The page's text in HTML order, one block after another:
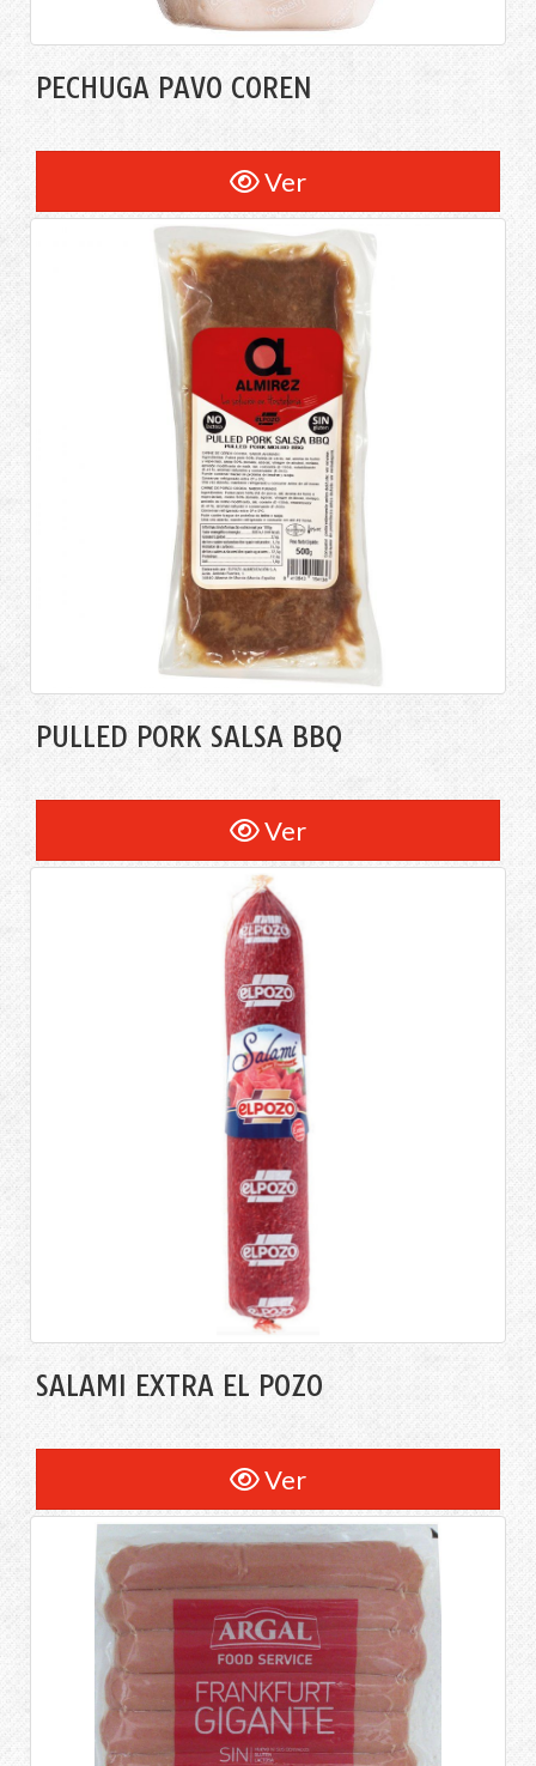
PECHUGA PAVO COREN
Ver
PULLED PORK SALSA BBQ
Ver
SALAMI EXTRA EL POZO
Ver